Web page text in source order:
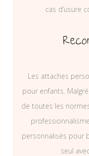
cas d’usure
Les attaches
pour enfants.
de toutes les
personnalisés pour
seul